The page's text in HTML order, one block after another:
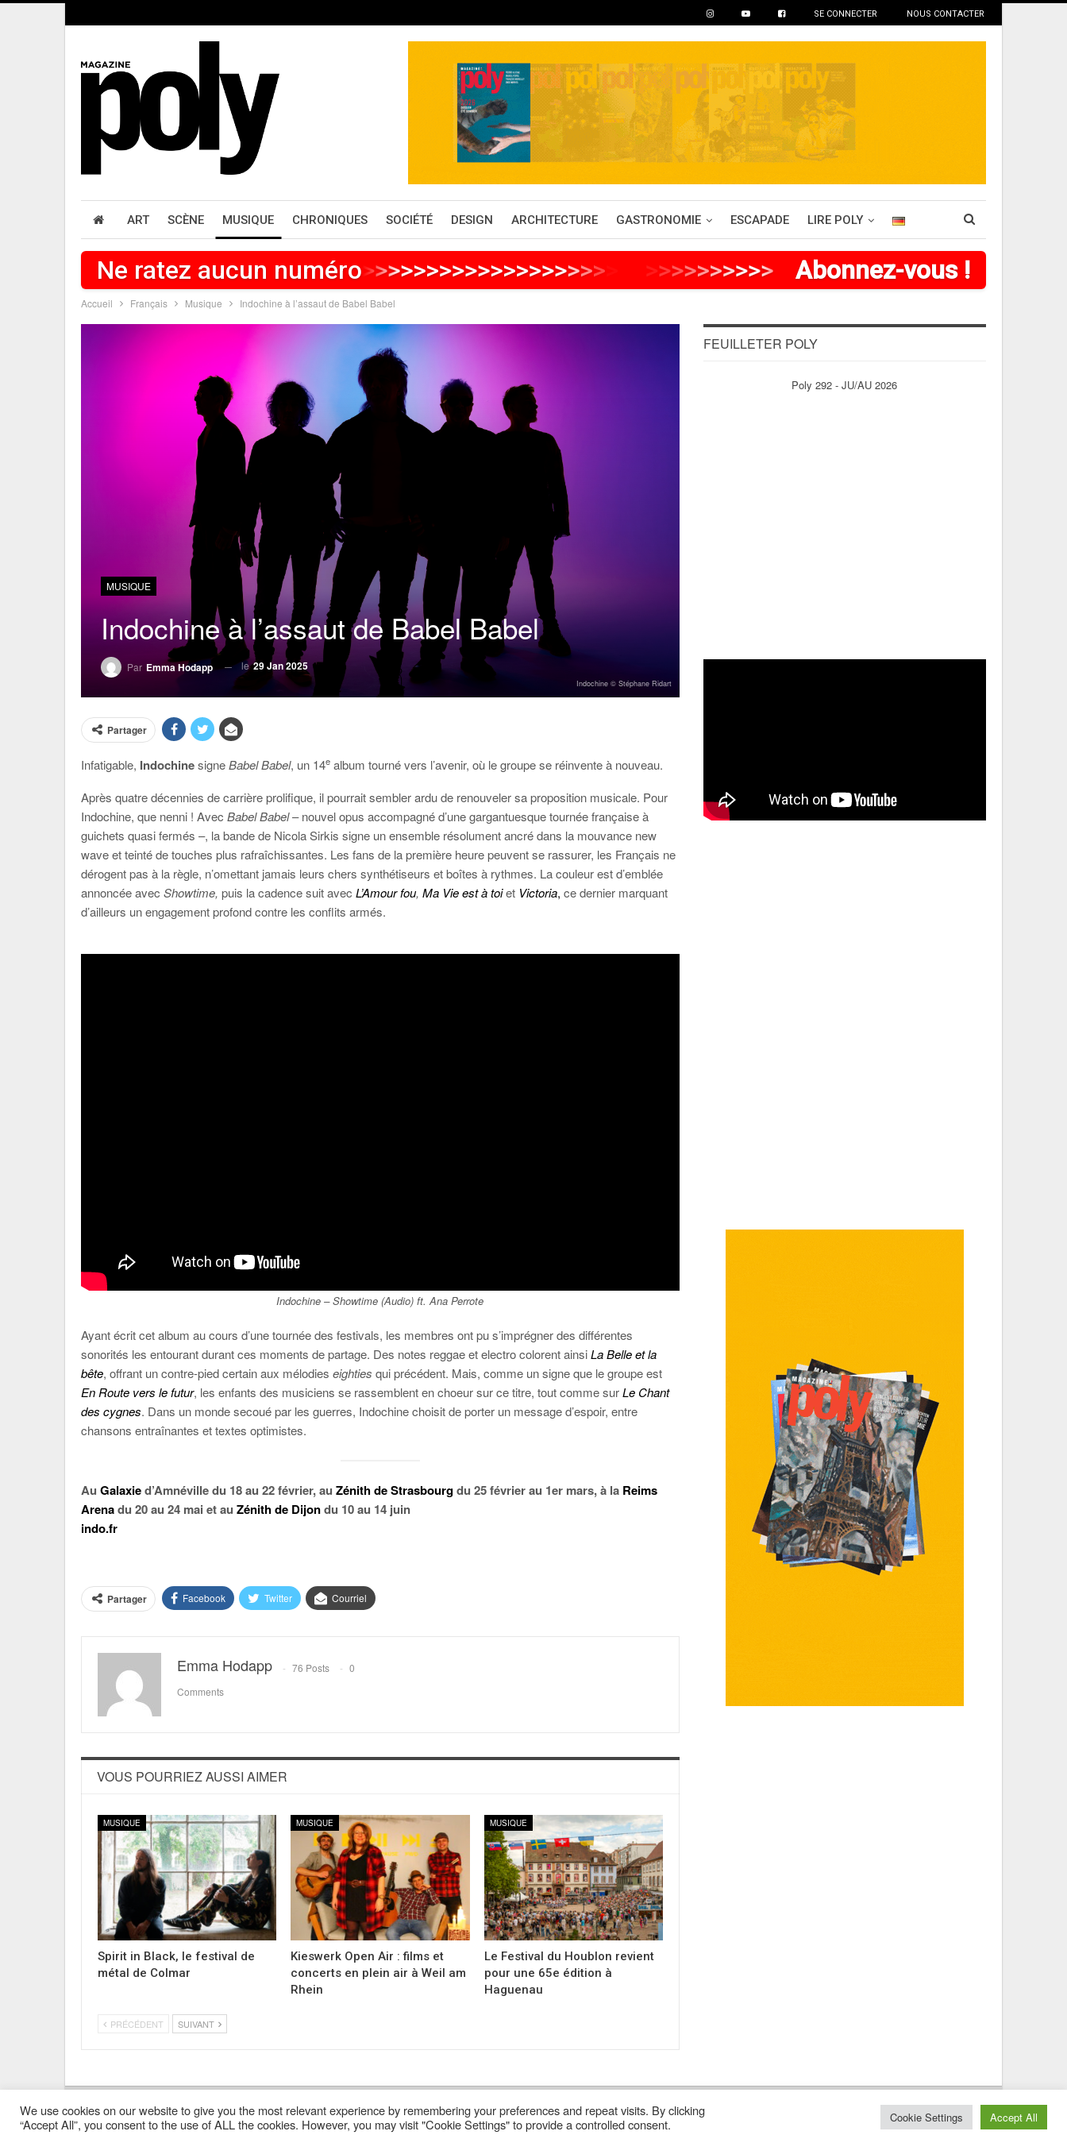
SE CONNECTER NOUS CONTACTER
ART SCÈNE MUSIQUE CHRONIQUES SOCIÉTÉ DESIGN ARCHITECTURE GASTRONOMIE ESCAPADE LIRE POLY
Ne ratez aucun numéro>>>>>>>>>>>>>>>>>>> >>>>>> >>> Abonnez-vous !
Accueil Français Musique Indochine à l’assaut de Babel Babel
MUSIQUE
Indochine à l’assaut de Babel Babel
Par Emma Hodapp le29 Jan 2025
Indochine © Stéphane Ridart
Partager
Infatigable, IndochinesigneBabel Babel, un 14e album tourné vers l’avenir, où le groupe se réinvente à nouveau.
Après quatre décennies de carrière prolifique, il pourrait sembler ardu de renouveler sa proposition musicale. Pour
Indochine, que nenni ! Avec Babel Babel– nouvel opus accompagné d’une gargantuesque tournée française à
guichets quasi fermés –, la bande de Nicola Sirkis signe un ensemble résolument ancré dans la mouvance new
wave et teinté de touches plus rafraîchissantes. Les fans de la première heure peuvent se rassurer, les Français ne
dérogent pas à la règle, n’omettant jamais leurs chers synthétiseurs et boîtes à rythmes. La couleur est d’emblée
annoncée avec Showtime, puis la cadence suit avec L’Amour fou, Ma Vie est à toiet Victoria, ce dernier marquant
d’ailleurs un engagement profond contre les conflits armés.
Indochine – Showtime (Audio) ft. Ana Perrote
Ayant écrit cet album au cours d’une tournée des festivals, les membres ont pu s’imprégner des différentes
sonorités les entourant durant ces moments de partage. Des notes reggae et electro colorent ainsiLa Belle et la
bête, offrant un contre-pied certain aux mélodies eighties qui précédent. Mais, comme un signe que le groupe est
En Route vers le futur, les enfants des musiciens se rassemblent en choeur sur ce titre, tout comme surLe Chant
des cygnes. Dans un monde secoué par les guerres, Indochine choisit de porter un message d’espoir, entre
chansons entraînantes et textes optimistes.
Au Galaxied’Amnéville du 18 au 22 février, au Zénith de Strasbourgdu 25 février au 1er mars, à la Reims
Arenadu 20 au 24 mai et au Zénith de Dijondu 10 au 14 juin
indo.fr
Partager Facebook Twitter Courriel
Emma Hodapp 76 Posts
0
Comments
VOUS POURRIEZ AUSSI AIMER
MUSIQUE
Spirit in Black, le festival de
métal de Colmar
MUSIQUE
Kieswerk Open Air : films et
concerts en plein air à Weil am
Rhein
MUSIQUE
Le Festival du Houblon revient
pour une 65e édition à
Haguenau
PRÉCÉDENT SUIVANT
FEUILLETER POLY
Poly 292 - JU/AU 2026
Mentions Légales Contacts Où Trouver Poly ? Lire Les Anciens N° S’abonner À Poly Qui Sommes-Nous ? © 2025 – Magazine Poly – BKN
We use cookies on our website to give you the most relevant experience by remembering your preferences and repeat visits. By clicking
“Accept All”, you consent to the use of ALL the cookies. However, you may visit "Cookie Settings" to provide a controlled consent.
Cookie Settings Accept All